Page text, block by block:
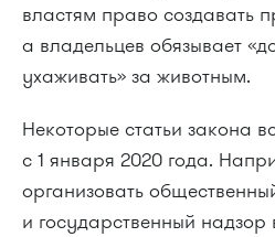
властям право создавать
а владельцев обязывает
ухаживать» за животным.
Некоторые статьи закона
с 1 января 2020 года.
организовать
и государственный